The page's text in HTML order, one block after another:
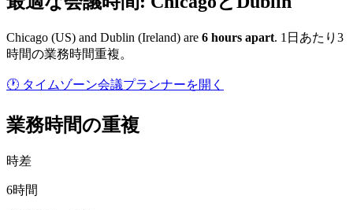
Chicago (US) and Dublin (Ireland) are 6 hours apart. 1日あたり3
時間の業務時間重複。
🕐 タイムゾーン会議プランナーを開く
業務時間の重複
時差
6時間